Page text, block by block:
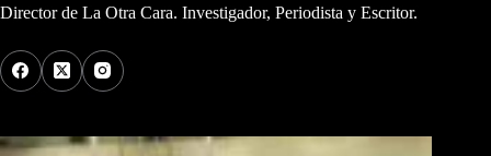
Director de La Otra Cara. Investigador, Periodista y Escritor.